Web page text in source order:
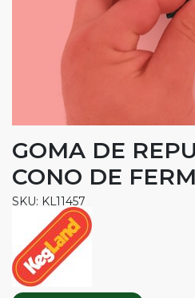
GOMA DE
CONO DE
SKU: KL11457